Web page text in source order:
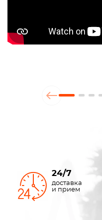
24/7
доставка
и прием